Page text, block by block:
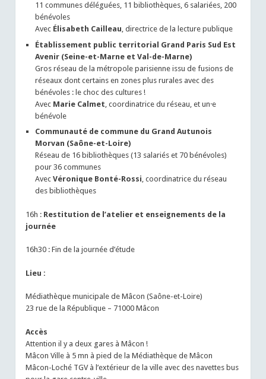
11 communes déléguées, 11 bibliothèques, 6 salariées, 200
bénévoles
Avec Élisabeth Cailleau, directrice de la lecture publique
Établissement public territorial Grand Paris Sud Est
Avenir (Seine-et-Marne et Val-de-Marne)
Gros réseau de la métropole parisienne issu de fusions de
réseaux dont certains en zones plus rurales avec des
bénévoles : le choc des cultures !
Avec Marie Calmet , coordinatrice du réseau, et un·e
bénévole
Communauté de commune du Grand Autunois
Morvan (Saône-et-Loire)
Réseau de 16 bibliothèques (13 salariés et 70 bénévoles)
pour 36 communes
Avec Véronique Bonté-Rossi, coordinatrice du réseau
des bibliothèques
16h : Restitution de l’atelier et enseignements de la
journée
16h30 : Fin de la journée d’étude
Lieu :
Médiathèque municipale de Mâcon (Saône-et-Loire)
23 rue de la République – 71000 Mâcon
Accès
Attention il y a deux gares à Mâcon !
Mâcon Ville à 5 mn à pied de la Médiathèque de Mâcon
Mâcon-Loché TGV à l’extérieur de la ville avec des navettes bus